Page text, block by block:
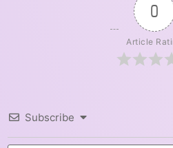
0
Article
Subscribe